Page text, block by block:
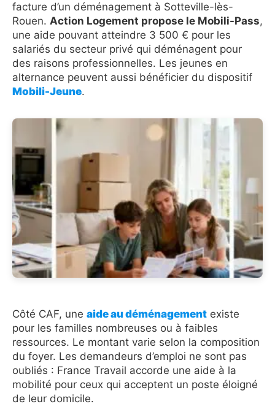
facture d’un déménagement à Sotteville-lès-
Rouen. Action Logement propose le Mobili-Pass,
une aide pouvant atteindre 3 500 € pour les
salariés du secteur privé qui déménagent pour
des raisons professionnelles. Les jeunes en
alternance peuvent aussi bénéficier du dispositif
Mobili-Jeune.
Côté CAF, une aide au déménagement existe
pour les familles nombreuses ou à faibles
ressources. Le montant varie selon la composition
du foyer. Les demandeurs d’emploi ne sont pas
oubliés : France Travail accorde une aide à la
mobilité pour ceux qui acceptent un poste éloigné
de leur domicile.